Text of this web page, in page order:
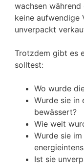
wachsen während
keine aufwendige
unverpackt
Trotzdem gibt es
solltest:
Wo wurde
Wurde sie in
bewässert?
Wie weit
Wurde sie
Ist sie